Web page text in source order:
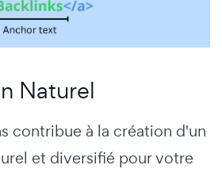
Naturel
contribue à la création d'un
et diversifié pour votre